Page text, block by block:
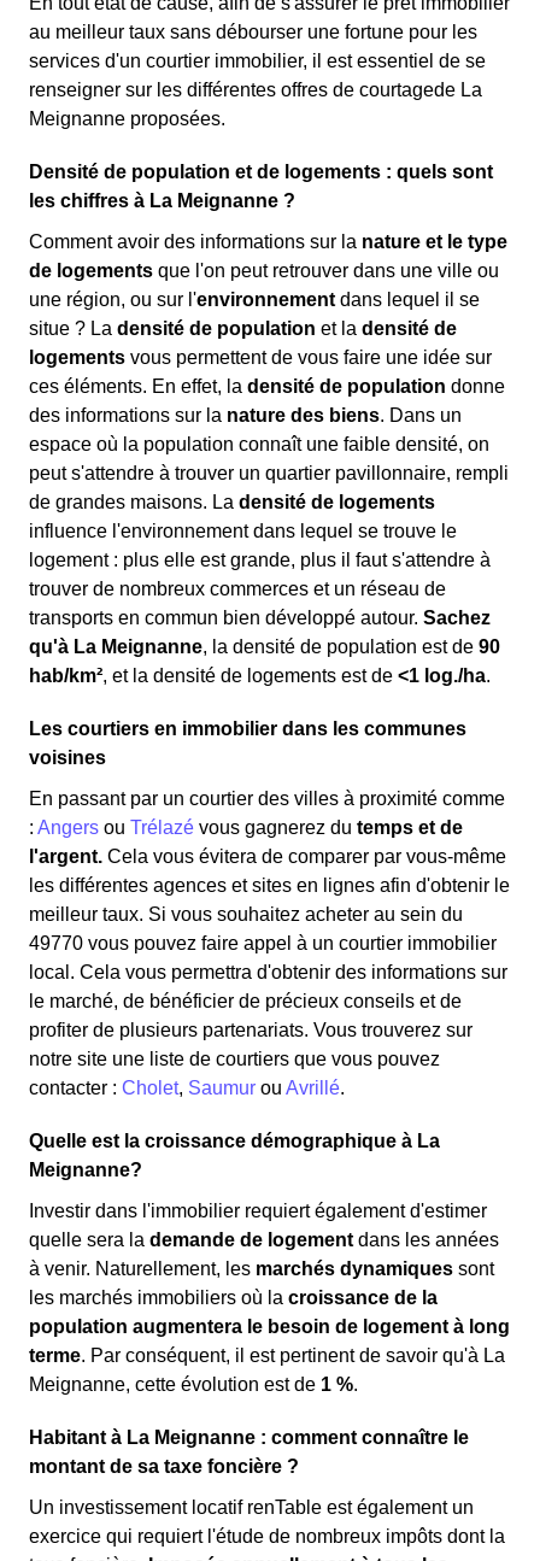
au meilleur taux sans débourser une fortune pour les
services d'un courtier immobilier, il est essentiel de se
renseigner sur les différentes offres de courtagede La
Meignanne proposées.
Densité de population et de logements : quels sont
les chiffres à La Meignanne ?
Comment avoir des informations sur la nature et le type
de logements que l'on peut retrouver dans une ville ou
une région, ou sur l'environnement dans lequel il se
situe ? La densité de population et la densité de
logements vous permettent de vous faire une idée sur
ces éléments. En effet, la densité de population donne
des informations sur la nature des biens. Dans un
espace où la population connaît une faible densité, on
peut s'attendre à trouver un quartier pavillonnaire, rempli
de grandes maisons. La densité de logements
influence l'environnement dans lequel se trouve le
logement : plus elle est grande, plus il faut s'attendre à
trouver de nombreux commerces et un réseau de
transports en commun bien développé autour. Sachez
qu'à La Meignanne, la densité de population est de 90
hab/km², et la densité de logements est de <1 log./ha.
Les courtiers en immobilier dans les communes
voisines
En passant par un courtier des villes à proximité comme
: Angers ou Trélazé vous gagnerez du temps et de
l'argent. Cela vous évitera de comparer par vous-même
les différentes agences et sites en lignes afin d'obtenir le
meilleur taux. Si vous souhaitez acheter au sein du
49770 vous pouvez faire appel à un courtier immobilier
local. Cela vous permettra d'obtenir des informations sur
le marché, de bénéficier de précieux conseils et de
profiter de plusieurs partenariats. Vous trouverez sur
notre site une liste de courtiers que vous pouvez
contacter : Cholet, Saumur ou Avrillé.
Quelle est la croissance démographique à La
Meignanne?
Investir dans l'immobilier requiert également d'estimer
quelle sera la demande de logement dans les années
à venir. Naturellement, les marchés dynamiques sont
les marchés immobiliers où la croissance de la
population augmentera le besoin de logement à long
terme. Par conséquent, il est pertinent de savoir qu'à La
Meignanne, cette évolution est de 1 %.
Habitant à La Meignanne : comment connaître le
montant de sa taxe foncière ?
Un investissement locatif renTable est également un
exercice qui requiert l'étude de nombreux impôts dont la